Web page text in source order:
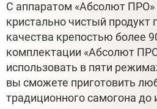
С аппаратом «Абсолют ПРО»
кристально чистый продукт
качества крепостью более
комплектации «Абсолют
использовать в пяти
вы сможете приготовить
традиционного самогона до